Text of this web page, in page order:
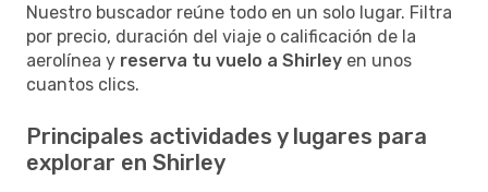
Nuestro buscador reúne todo en un solo lugar. Filtra
por precio, duración del viaje o calificación de la
aerolínea y reserva tu vuelo a Shirley en unos
cuantos clics.
Principales actividades y lugares para
explorar en Shirley